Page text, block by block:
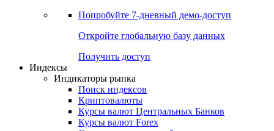
Попробуйте 7-дневный демо-доступ
Откройте глобальную базу данных
Получить доступ
Индексы
Индикаторы рынка
Поиск индексов
Криптовалюты
Курсы валют Центральных Банков
Курсы валют Forex